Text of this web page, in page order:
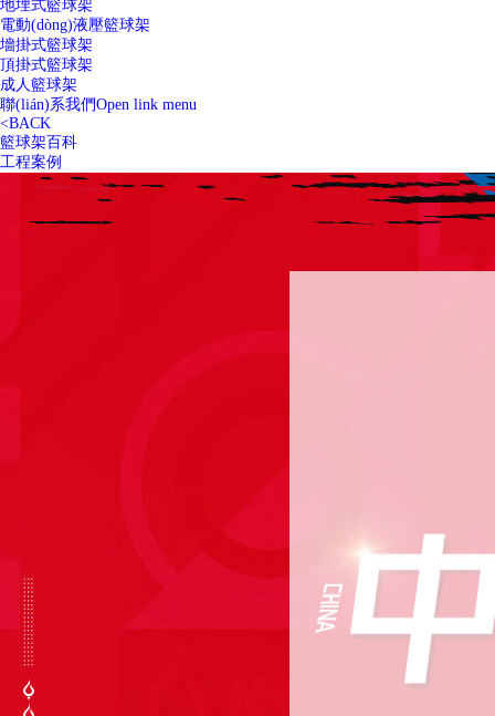
地埋式籃球架
電動(dòng)液壓籃球架
墻掛式籃球架
頂掛式籃球架
成人籃球架
聯(lián)系我們Open link menu
<BACK
籃球架百科
工程案例